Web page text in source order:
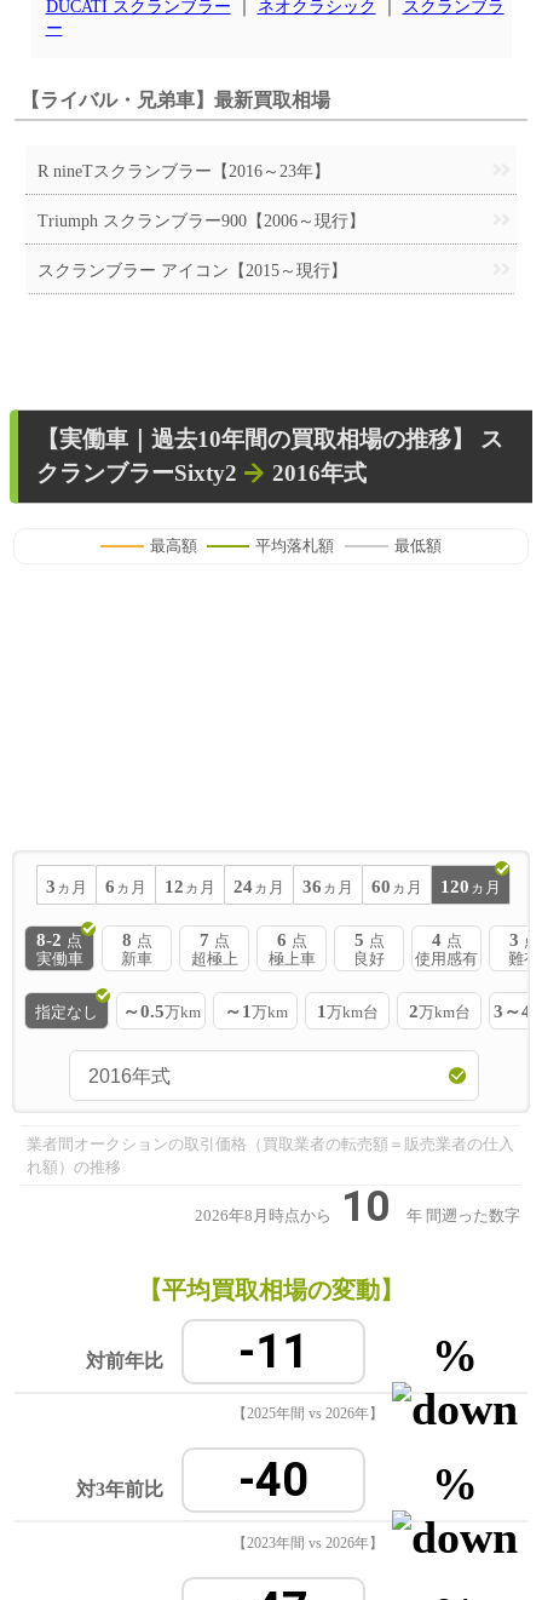
DUCATI スクランブラー ネオクラシック
スクランブラ
ー
【ライバル・兄弟車】最新買取相場
R nineTスクランブラー【2016～23年】
Triumph スクランブラー900【2006～現行】
スクランブラー アイコン【2015～現行】
【実働車 ｜過去10年間の買取相場の推移】 ス
クランブラーSixty2
2016年式
最高額 平均落札額 最低額
3 ヵ月 6 ヵ月 12 ヵ月 24 ヵ月 36 ヵ月 60 ヵ月 120 ヵ月
8-2 点
実働車
8 点
新車
7 点
超極上
6 点
極上車
5 点
良好
4 点
使用感有
3 点
難有
指定なし ～0.5万km ～1 万km 1 万km台 2万km台 3～4
業者間オークションの取引価格（買取業者の転売額＝販売業者の仕入
れ額）の推移
2026年8月時点から 10 年 間遡った数字
【平均買取相場の変動】
対前年比 -11 %
【2025年間 vs 2026年】
対3年前比 -40 %
【2023年間 vs 2026年】